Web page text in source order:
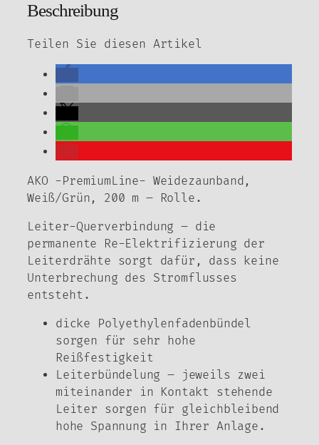
Beschreibung
Teilen Sie diesen Artikel
AKO -PremiumLine- Weidezaunband,
Weiß/Grün, 200 m – Rolle.
Leiter-Querverbindung – die
permanente Re-Elektrifizierung der
Leiterdrähte sorgt dafür, dass keine
Unterbrechung des Stromflusses
entsteht.
dicke Polyethylenfadenbündel
sorgen für sehr hohe
Reißfestigkeit
Leiterbündelung – jeweils zwei
miteinander in Kontakt stehende
Leiter sorgen für gleichbleibend
hohe Spannung in Ihrer Anlage.